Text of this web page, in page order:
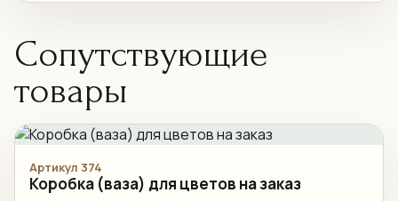
Сопутствующие
товары
Артикул 374
Коробка (ваза) для цветов на заказ